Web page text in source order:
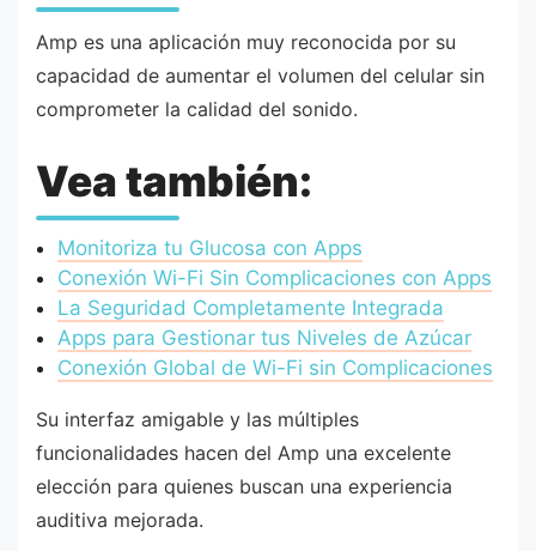
Amp es una aplicación muy reconocida por su
capacidad de aumentar el volumen del celular sin
comprometer la calidad del sonido.
Vea también:
Monitoriza tu Glucosa con Apps
Conexión Wi-Fi Sin Complicaciones con Apps
La Seguridad Completamente Integrada
Apps para Gestionar tus Niveles de Azúcar
Conexión Global de Wi-Fi sin Complicaciones
Su interfaz amigable y las múltiples
funcionalidades hacen del Amp una excelente
elección para quienes buscan una experiencia
auditiva mejorada.